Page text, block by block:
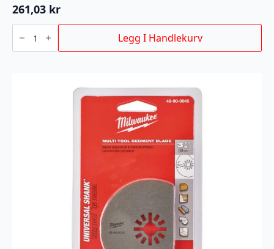
261,03 kr
BAJONETTSAGBLAD
AX
150MM
Legg I Handlekurv